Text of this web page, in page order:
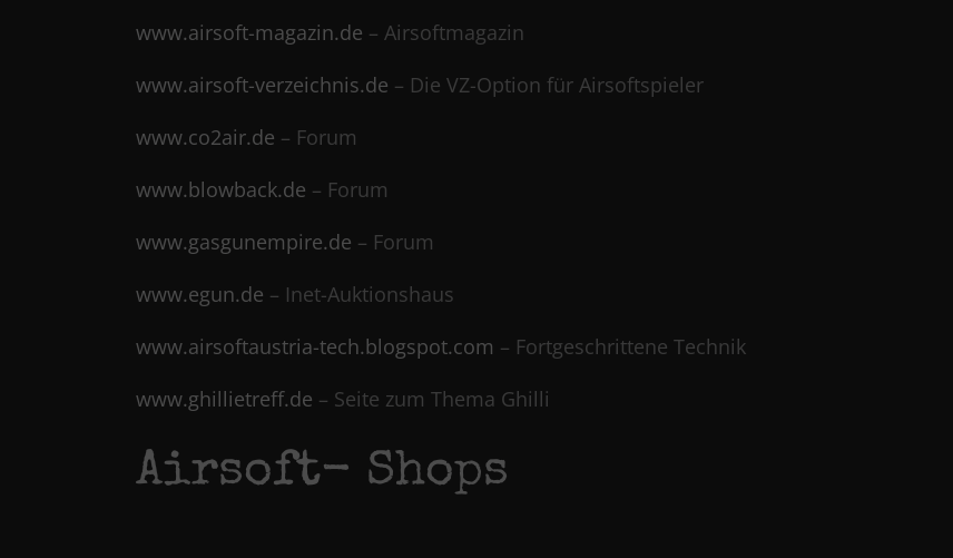
www.airsoft-magazin.de – Airsoftmagazin
www.airsoft-verzeichnis.de – Die VZ-Option für Airsoftspieler
www.co2air.de – Forum
www.blowback.de – Forum
www.gasgunempire.de – Forum
www.egun.de – Inet-Auktionshaus
www.airsoftaustria-tech.blogspot.com – Fortgeschrittene Technik
www.ghillietreff.de – Seite zum Thema Ghilli
Airsoft- Shops